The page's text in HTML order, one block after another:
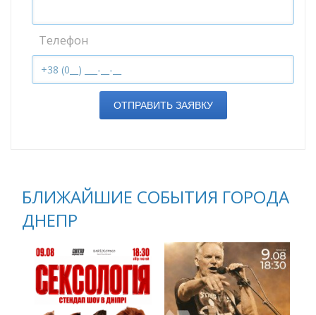
Телефон
ОТПРАВИТЬ ЗАЯВКУ
БЛИЖАЙШИЕ СОБЫТИЯ ГОРОДА
ДНЕПР